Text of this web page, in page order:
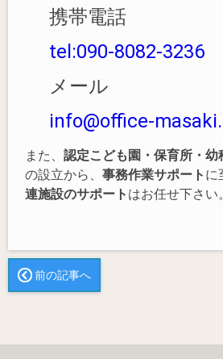
携帯電話
tel:090-8082-3236
メール
info@office-
また、認定こども園・保育所・幼
の設立から、事務作業サポート に
連施設のサポート はお任せ下さい。
前の記事へ